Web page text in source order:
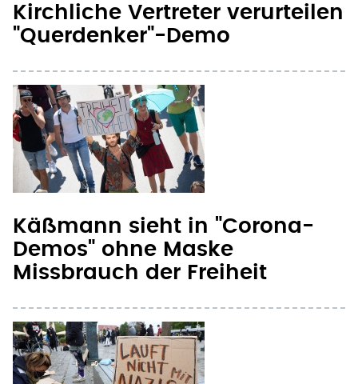
Kirchliche Vertreter verurteilen
"Querdenker"-Demo
Käßmann sieht in "Corona-
Demos" ohne Maske
Missbrauch der Freiheit